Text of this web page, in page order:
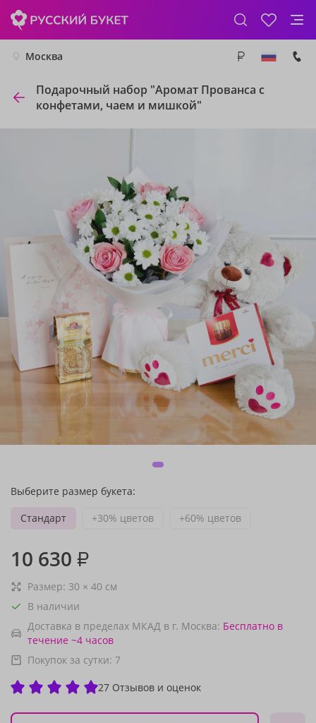
Москва
Подарочный набор "Аромат Прованса с
конфетами, чаем и мишкой"
Выберите размер букета:
Стандарт
+30% цветов +60% цветов
10 630 ₽
Размер: 30 × 40 см
В наличии
Доставка в пределах МКАД в г. Москва: Бесплатно в
течение ~4 часов
Покупок за сутки: 7
27 Отзывов и оценок